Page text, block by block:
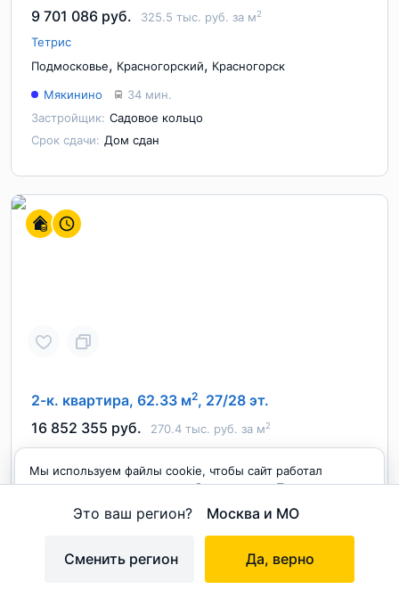
Это ваш регион? Москва и МО
Сменить регион Да, верно
на карте
9 701 086 руб.
325.5 тыс. руб. за м2
Тетрис
Подмосковье, Красногорский, Красногорск
Мякинино
34 мин.
Застройщик: Садовое кольцо
Срок сдачи: Дом сдан
2-к. квартира, 62.33 м2, 27/28 эт.
16 852 355 руб.
270.4 тыс. руб. за м2
Подмосковье,Красногорский,Красногорск
Мякинино
Срок сдачи:
Мы используем файлы cookie, чтобы сайт работал
корректно и становился удобнее для вас. Продолжая
Принимаю